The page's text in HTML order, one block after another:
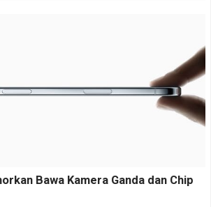
Bawa Kamera Ganda dan Chip